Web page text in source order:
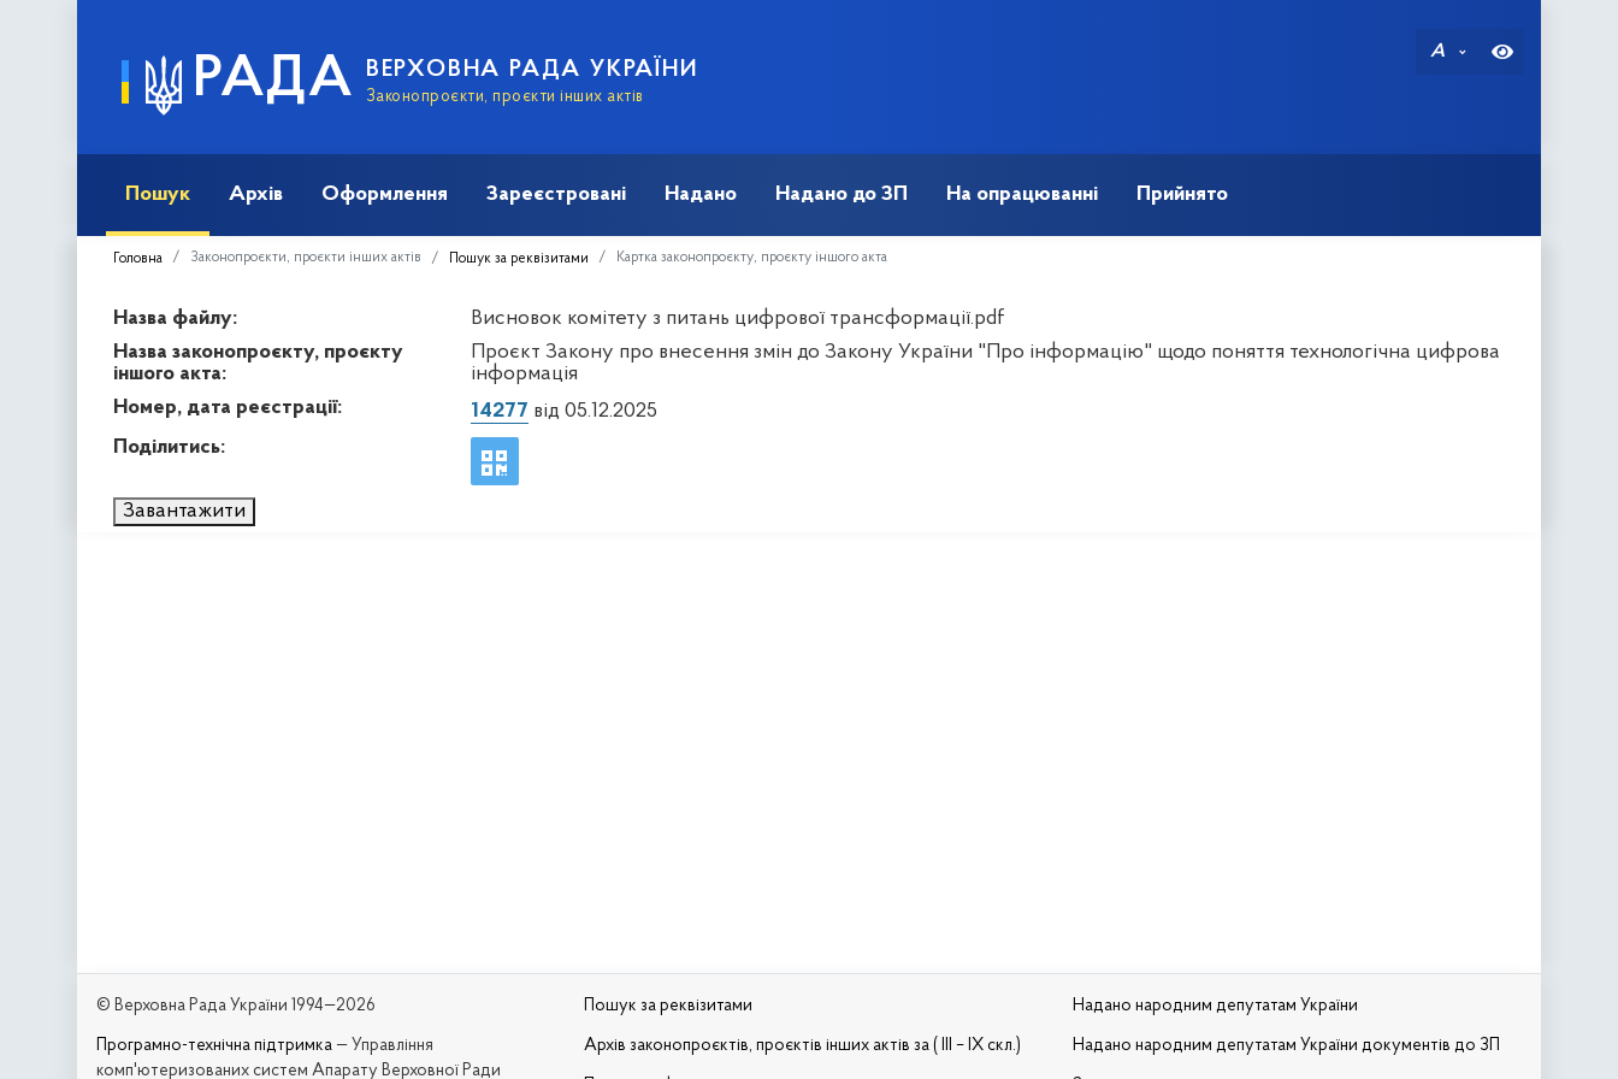
РАДА ВЕРХОВНА РАДА УКРАЇНИ
Законопроєкти, проєкти інших актів
A
Пошук Архів Оформлення Зареєстровані Надано Надано до ЗП На опрацюванні Прийнято
Головна Законопроєкти, проєкти інших актів Пошук за реквізитами Картка законопроєкту, проєкту іншого акта
Назва файлу:
Висновок комітету з питань цифрової трансформації.pdf
Назва законопроєкту, проєкту
іншого акта:
Проєкт Закону про внесення змін до Закону України "Про інформацію" щодо поняття технологічна цифрова
інформація
Номер, дата реєстрації:
14277 від 05.12.2025
Поділитись:
Завантажити
© Верховна Рада України 1994—2026
Програмно-технічна підтримка — Управління
комп'ютеризованих систем Апарату Верховної Ради
Пошук за реквізитами
Архів законопроєктів, проєктів інших актів за ( III – IX скл.)
Надано народним депутатам України
Надано народним депутатам України документів до ЗП